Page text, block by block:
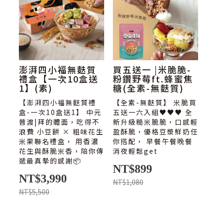
澎湃四小福無麩質
禮盒【一次10盒送
1】(素)
【澎湃四小福無麩質禮
盒-一次10盒送1】 中元
普渡|拜的體面，吃得不
浪費 小豆餅 × 粗味花生
米果聯名禮盒， 用香濃
花生與酥脆米香，陪你傳
遞最真摯的感謝📦
NT$3,990
NT$5,500
買五送一 |米脆脆-
粉鑽野莓ft.蜂蜜焦
糖(全素-無麩質)
【全素-無麩質】 米脆買
五送一六入組♥♥♥ 全
新升級糙米脆脆，口感輕
盈酥脆，優格豆漿鮮奶任
你搭配， 早餐午餐晚餐
消夜輕鬆get
NT$899
NT$1,080